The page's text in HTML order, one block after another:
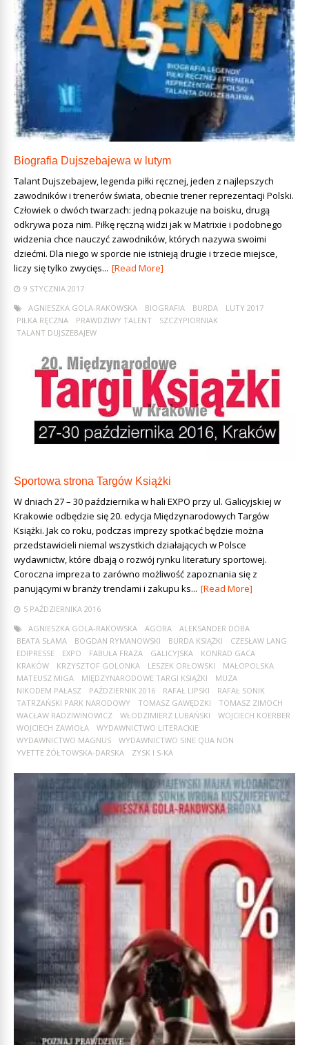
Biografia Dujszebajewa w lutym
Talant Dujszebajew, legenda piłki ręcznej, jeden z najlepszych
zawodników i trenerów świata, obecnie trener reprezentacji Polski.
Człowiek o dwóch twarzach: jedną pokazuje na boisku, drugą
odkrywa poza nim. Piłkę ręczną widzi jak w Matrixie i podobnego
widzenia chce nauczyć zawodników, których nazywa swoimi
dziećmi. Dla niego w sporcie nie istnieją drugie i trzecie miejsce,
liczy się tylko zwycięs... [Read More]
9 STYCZNIA 2017
AGNIESZKA GOLA-RAKOWSKA
BIOGRAFIA BURDA
LUTY 2017
PIŁKA RĘCZNA
PRAWDZIWY TALENT
SZCZYPIORNIAK
TALANT DUJSZEBAJEW
Sportowa strona Targów Książki
W dniach 27 – 30 października w hali EXPO przy ul. Galicyjskiej w
Krakowie odbędzie się 20. edycja Międzynarodowych Targów
Książki. Jak co roku, podczas imprezy spotkać będzie można
przedstawicieli niemal wszystkich działających w Polsce
wydawnictw, które dbają o rozwój rynku literatury sportowej.
Coroczna impreza to zarówno możliwość zapoznania się z
panującymi w branży trendami i zakupu ks... [Read More]
5 PAŹDZIERNIKA 2016
AGNIESZKA GOLA-RAKOWSKA
AGORA
ALEKSANDER DOBA
BEATA SŁAMA
BOGDAN RYMANOWSKI BURDA KSIĄŻKI
CZESŁAW LANG
EDIPRESSE
EXPO FABUŁA FRAZA GALICYJSKA
KONRAD GACA
KRAKÓW
KRZYSZTOF GOLONKA LESZEK ORŁOWSKI
MAŁOPOLSKA
MATEUSZ MIGA
MIĘDZYNARODOWE TARGI KSIĄŻKI
MUZA
NIKODEM PAŁASZ
PAŹDZIERNIK 2016 RAFAŁ LIPSKI
RAFAŁ SONIK
TATRZAŃSKI PARK NARODOWY
TOMASZ GAWĘDZKI
TOMASZ ZIMOCH
WACŁAW RADZIWINOWICZ
WŁODZIMIERZ LUBAŃSKI
WOJCIECH KOERBER
WOJCIECH ZAWIOŁA
WYDAWNICTWO LITERACKIE
WYDAWNICTWO MAGNUS
WYDAWNICTWO SINE QUA NON
YVETTE ŻÓŁTOWSKA-DARSKA
ZYSK I S-KA